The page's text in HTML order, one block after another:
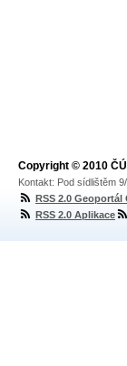
Copyright © 2010
Kontakt: Pod sídlištěm
RSS 2.0 Geoportál
RSS 2.0 Aplikace